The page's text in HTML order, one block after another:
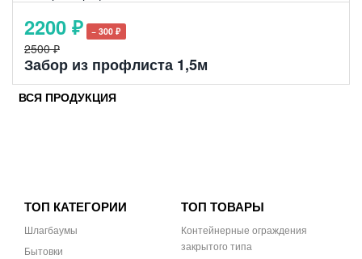
2200 ₽ − 300 ₽
2500 ₽
Забор из профлиста 1,5м
ВСЯ ПРОДУКЦИЯ
ТОП КАТЕГОРИИ
Шлагбаумы
Бытовки
ТОП ТОВАРЫ
Контейнерные ограждения
закрытого типа